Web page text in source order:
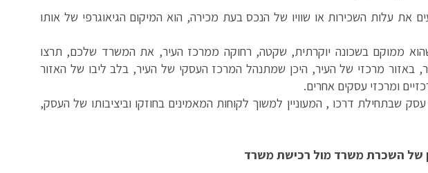
את עלות השכירות או שוויו של הנכס בעת מכירה, הוא המיקום הגיאוגרפי של אותו
ממוקם בשכונה יוקרתית, שקטה, רחוקה ממרכז העיר, את המשרד שלכם, תרצו
באזור מרכזי של העיר, היכן שמתנהל המרכז העסקי של העיר, בלב ליבו של האזור
ומרכזי עסקים אחרים.
שבתחילת דרכו , המעוניין למשוך לקוחות המאמינים בחוזקו וביציבותו של העסק,
של השכרת משרד מול רכישת משרד